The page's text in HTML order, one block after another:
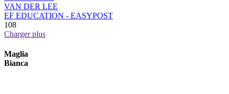
VAN DER LEE
EF EDUCATION - EASYPOST
108
Charger plus
Maglia
Bianca